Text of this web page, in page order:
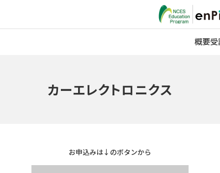
概要
カーエレクトロニクス
お申込みは↓のボタンから